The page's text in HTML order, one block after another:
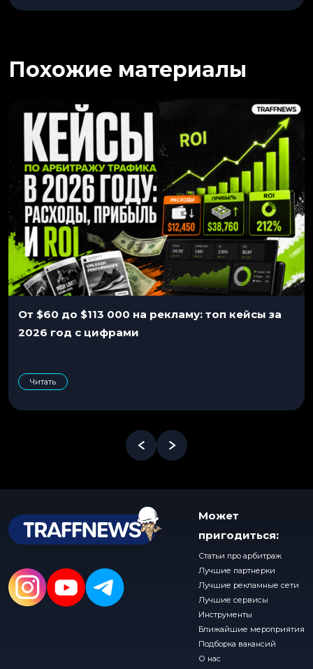
Похожие материалы
От $60 до $113 000 на рекламу: топ кейсы за
2026 год с цифрами
Читать
Может
пригодиться:
Статьи про арбитраж
Лучшие партнерки
Лучшие рекламные сети
Лучшие сервисы
Инструменты
Ближайшие мероприятия
Подборка вакансий
О нас